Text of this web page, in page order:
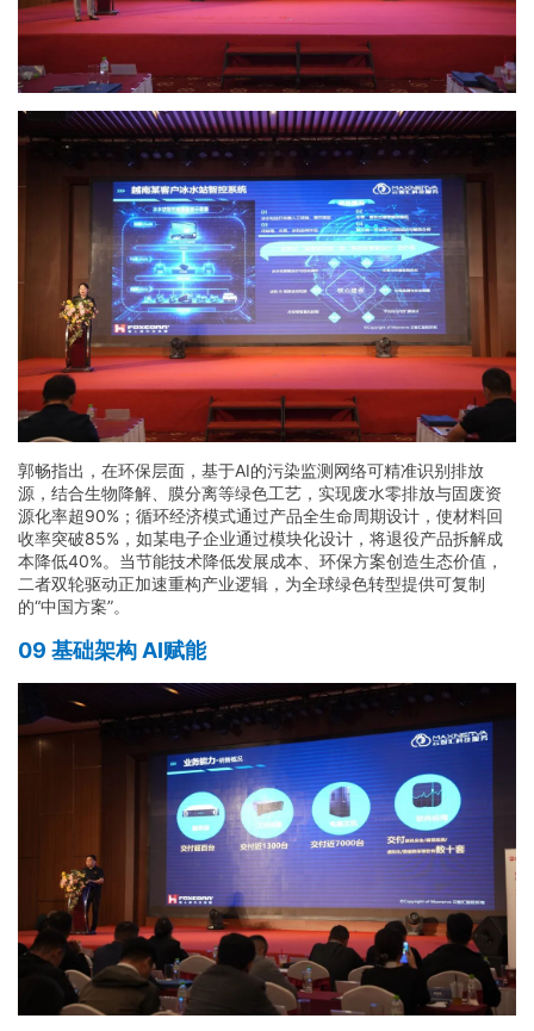
郭畅指出，在环保层面，基于AI的污染监测网络可精准识别排放
源，结合生物降解、膜分离等绿色工艺，实现废水零排放与固废资
源化率超90%；循环经济模式通过产品全生命周期设计，使材料回
收率突破85%，如某电子企业通过模块化设计，将退役产品拆解成
本降低40%。当节能技术降低发展成本、环保方案创造生态价值，
二者双轮驱动正加速重构产业逻辑，为全球绿色转型提供可复制
的“中国方案”。
09 基础架构 AI赋能